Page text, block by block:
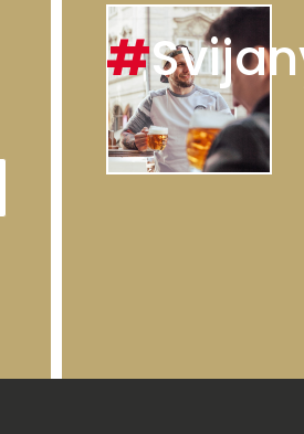
#